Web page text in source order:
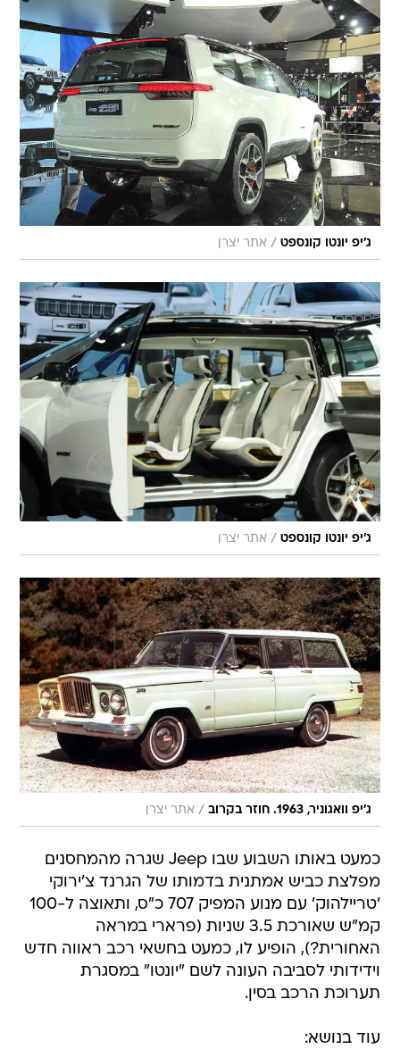
ג'יפ יונטו קונספט / אתר יצרן
ג'יפ יונטו קונספט / אתר יצרן
ג'יפ וואגוניר, 1963. חוזר בקרוב / אתר יצרן
כמעט באותו השבוע שבו Jeep שגרה מהמחסנים
מפלצת כביש אמתנית בדמותו של הגרנד צ'ירוקי
'טריילהוק' עם מנוע המפיק 707 כ"ס, ותאוצה ל-100
קמ"ש שאורכת 3.5 שניות (פרארי במראה
האחורית?), הופיע לו, כמעט בחשאי רכב ראווה חדש
וידידותי לסביבה העונה לשם "יונטו" במסגרת
תערוכת הרכב בסין.
עוד בנושא: